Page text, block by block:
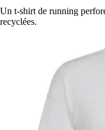
Un t-shirt de running
recyclées.